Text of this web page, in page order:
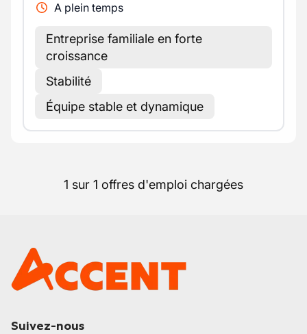
A plein temps
Entreprise familiale en forte
croissance
Stabilité
Équipe stable et dynamique
1 sur 1 offres d'emploi chargées
Suivez-nous